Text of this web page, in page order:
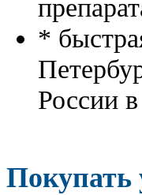
*
России
Покупать